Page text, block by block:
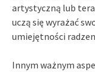
artystyczną lub
uczą się wyrażać
umiejętności
Innym ważnym